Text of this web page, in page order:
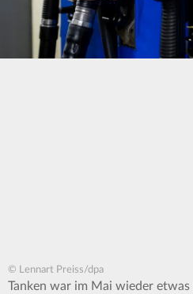
© Lennart Preiss/dpa
Tanken war im Mai wieder